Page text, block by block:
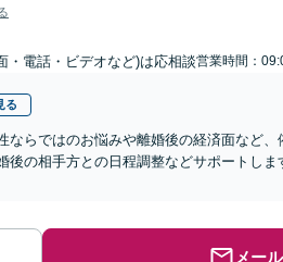
・電話・ビデオなど)は応相談営業時間：
る
ならではのお悩みや離婚後の経済面など
後の相手方との日程調整などサポートし
メー